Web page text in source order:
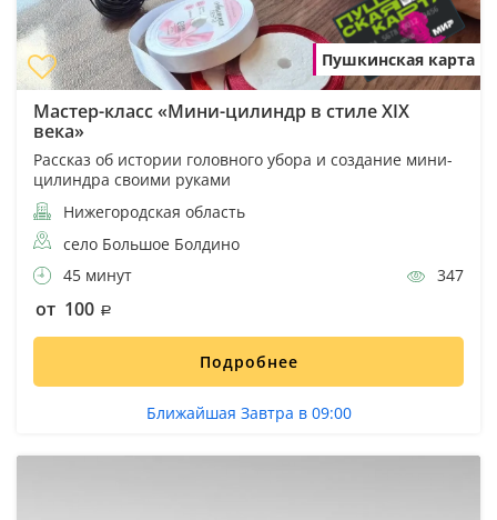
Пушкинская карта
Мастер-класс «Мини-цилиндр в стиле XIX
века»
Рассказ об истории головного убора и создание мини-
цилиндра своими руками
Нижегородская область
село Большое Болдино
45 минут
347
от 100
Подробнее
Ближайшая Завтра в 09:00